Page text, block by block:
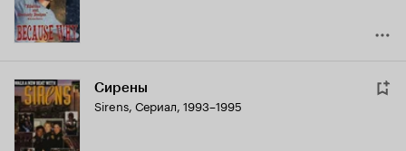
Сирены
Sirens, Сериал, 1993–1995